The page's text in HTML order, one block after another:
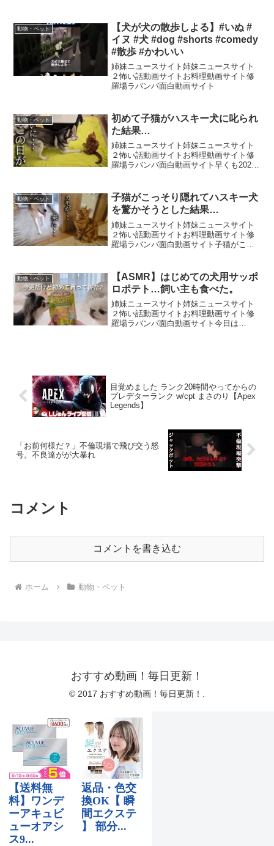
门生意，而且是对一些优秀犬种的保护，
终究会有人想要一只专属的...
動物・ペット
【犬が犬の散歩しよる】#いぬ #
イヌ #犬 #dog #shorts #comedy
#散歩 #かわいい
姉妹ニュースサイト姉妹ニュースサイト
２怖い話動画サイトお料理動画サイト修
羅場ラバンバ面白動画サイト
動物・ペット
初めて子猫がハスキー犬に叱られ
た結果…
姉妹ニュースサイト姉妹ニュースサイト
２怖い話動画サイトお料理動画サイト修
羅場ラバンバ面白動画サイト早くも2026
手帳はもちろん、今回は素敵なステッカ
ーや使いやすいボール...
動物・ペット
子猫がこっそり隠れてハスキー犬
を驚かそうとした結果…
姉妹ニュースサイト姉妹ニュースサイト
２怖い話動画サイトお料理動画サイト修
羅場ラバンバ面白動画サイト子猫がこっ
動物・ペット
【ASMR】はじめての犬用サッポ
ロポテト…飼い主も食べた。
姉妹ニュースサイト姉妹ニュースサイト
２怖い話動画サイトお料理動画サイト修
羅場ラバンバ面白動画サイト今日は
目覚めました ランク20時間やってからの
プレデターランク w/cpt まさのり【Apex
Legends】
「お前何様だ？」不倫現場で飛び交う怒
号。不良達がが大暴れ
コメント
コメントを書き込む
ホーム 動物・ペット
おすすめ動画！毎日更新！
© 2017 おすすめ動画！毎日更新！.